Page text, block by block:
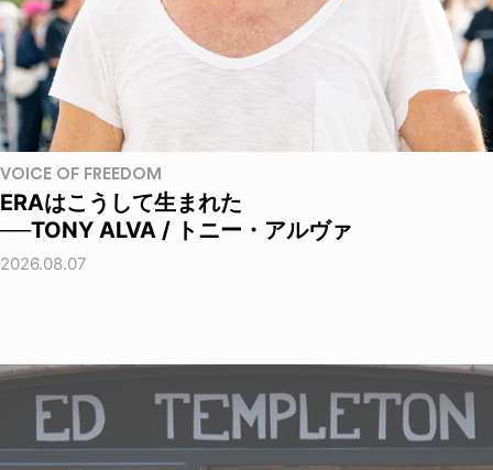
VOICE OF FREEDOM
ERAはこうして生まれた
──TONY ALVA / トニー・アルヴァ
2026.08.07